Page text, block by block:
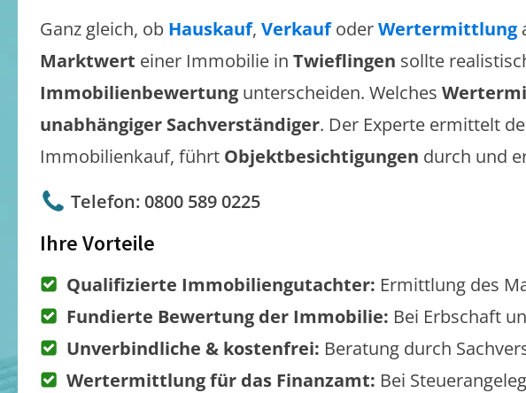
Ganz gleich, ob Hauskauf, VerkaufoderWertermittlung
Marktwert einer Immobilie in Twieflingen sollte
Immobilienbewertung unterscheiden. Welches
unabhängiger Sachverständiger. Der Experte ermittelt
Immobilienkauf, führt Objektbesichtigungen durch und
Telefon: 0800 589 0225
Ihre Vorteile
Qualifizierte Immobiliengutachter: Ermittlung des
Fundierte Bewertung der Immobilie: Bei Erbschaft
Unverbindliche & kostenfrei: Beratung durch
Wertermittlung für das Finanzamt: Bei